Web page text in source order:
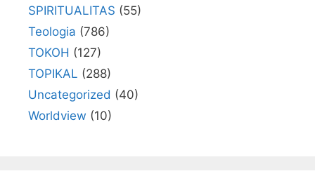
SPIRITUALITAS (55)
Teologia (786)
TOKOH (127)
TOPIKAL (288)
Uncategorized (40)
Worldview (10)